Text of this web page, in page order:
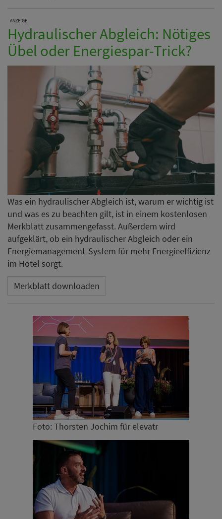
ANZEIGE
Hydraulischer Abgleich: Nötiges
Übel oder Energiespar-Trick?
Was ein hydraulischer Abgleich ist, warum er wichtig ist
und was es zu beachten gilt, ist in einem kostenlosen
Merkblatt zusammengefasst. Außerdem wird
aufgeklärt, ob ein hydraulischer Abgleich oder ein
Energiemanagement-System für mehr Energieeffizienz
im Hotel sorgt.
Merkblatt downloaden
Foto: Thorsten Jochim für elevatr